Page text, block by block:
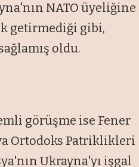
NATO üyeliğine
getirmediği gibi,
oldu.
görüşme ise Fener
Ortodoks Patriklikleri
Ukrayna'yı işgal